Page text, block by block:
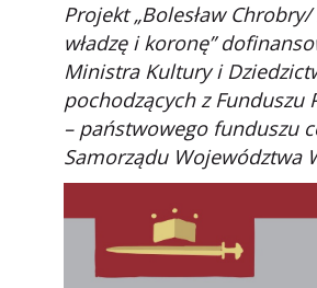
Projekt „Bolesław
władzę i koronę”
Ministra Kultury i
pochodzących z Funduszu
– państwowego funduszu
Samorządu Województwa